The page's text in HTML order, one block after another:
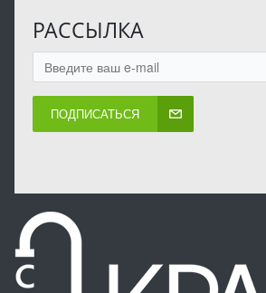
РАССЫЛКА
ПОДПИСАТЬСЯ